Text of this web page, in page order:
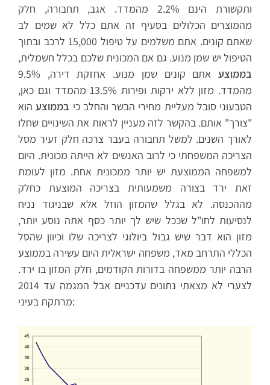
ותקשורת הינם 2.2% מהמדד. אגב, תחבורה, חלק
מהמוצרים הכלולים בסעיף זה אתם כלל לא שמים לב
שאתם קונים. אתם משלמים על טיפול 15,000 לרכב ובתוך
הטיפול יש שמן מנוע. גם אם המכונית שלכם בכלל חשמלית,
בממוצע
אתם קונים שמן מנוע. אחזקת דירה, 9.5%
מהמדד. מזון ללא ירקות ופירות 13.5% מהמדד וגם כאן,
הטבעוני סובל מעליית מחירי הבשר והחלב כי בממוצע הוא
"צורך" אותם. בהקשר לזה מעניין לראות את השינויים שחלו
לאורך השנים. למשל תחבורה בעבר צרכה חלק זעיר מסל
הצריכה המשפחתי כי לרוב האנשים לא הייתה מכונית. היום
למשפחה הממוצעת יש יותר ממכונית אחת. מזון לעומת
זאת ירד בצורה משמעותית בצריכה המוצעת כחלק
מההכנסה. לא בגלל שהמזון הוזל אלא שבניגוד נניח
לנסיעות לחו"ל שככל שיש לך יותר כסף אתה נוסע יותר,
מזון הוא דבר שיש גבול ביולוגי לצריכה שלו וכיוון שהסל
הכללי התרחב מאד, משפחה ישראלית היום עשירה בממוצע
הרבה יותר ממשפחה בדורות הקודמים, חלק המזון בו ירד.
לצערי לא מצאתי נתונים עדכניים אבל המגמה עד 2014
מרתקת בעיני: